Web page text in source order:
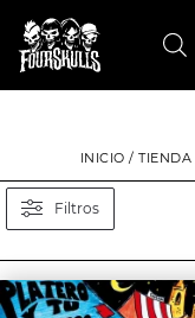
INICIO /TIENDA
Filtros